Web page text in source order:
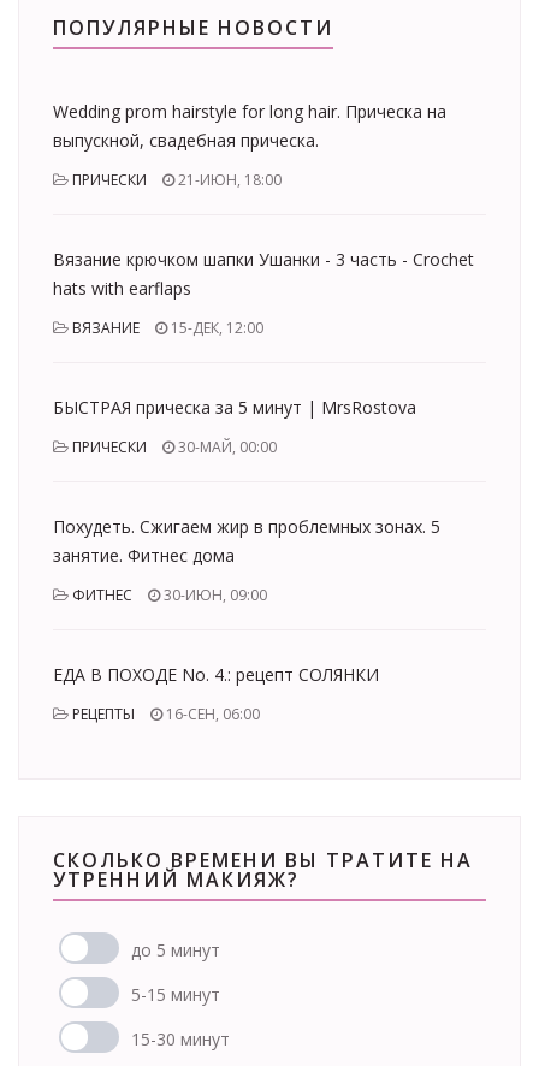
ПОПУЛЯРНЫЕ НОВОСТИ
Wedding prom hairstyle for long hair. Прическа на
выпускной, свадебная прическа.
ПРИЧЕСКИ 21-ИЮН, 18:00
Вязание крючком шапки Ушанки - 3 часть - Crochet
hats with earflaps
ВЯЗАНИЕ 15-ДЕК, 12:00
БЫСТРАЯ прическа за 5 минут | MrsRostova
ПРИЧЕСКИ 30-МАЙ, 00:00
Похудеть. Сжигаем жир в проблемных зонах. 5
занятие. Фитнес дома
ФИТНЕС 30-ИЮН, 09:00
ЕДА В ПОХОДЕ No. 4.: рецепт СОЛЯНКИ
РЕЦЕПТЫ 16-СЕН, 06:00
СКОЛЬКО ВРЕМЕНИ ВЫ ТРАТИТЕ НА
УТРЕННИЙ МАКИЯЖ?
до 5 минут
5-15 минут
15-30 минут